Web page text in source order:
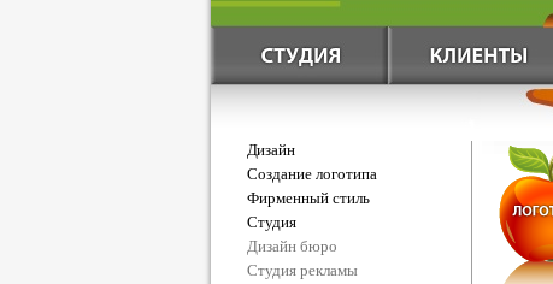
Дизайн
Создание логотипа
Фирменный стиль
Студия
Дизайн бюро
Студия рекламы